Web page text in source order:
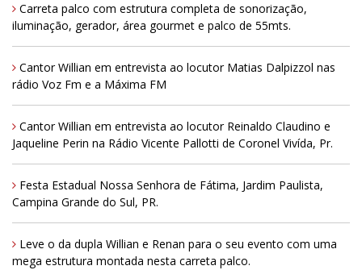
Carreta palco com estrutura completa de sonorização,
iluminação, gerador, área gourmet e palco de 55mts.
Cantor Willian em entrevista ao locutor Matias Dalpizzol nas
rádio Voz Fm e a Máxima FM
Cantor Willian em entrevista ao locutor Reinaldo Claudino e
Jaqueline Perin na Rádio Vicente Pallotti de Coronel Vivída, Pr.
Festa Estadual Nossa Senhora de Fátima, Jardim Paulista,
Campina Grande do Sul, PR.
Leve o da dupla Willian e Renan para o seu evento com uma
mega estrutura montada nesta carreta palco.